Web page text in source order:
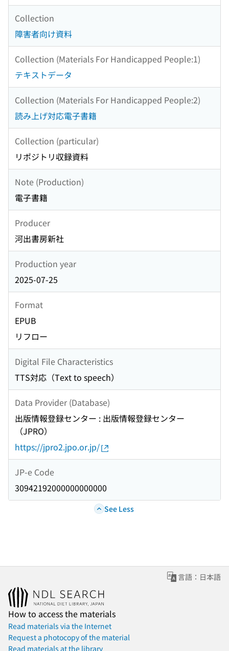
Collection
障害者向け資料
Collection (Materials For Handicapped People:1)
テキストデータ
Collection (Materials For Handicapped People:2)
読み上げ対応電子書籍
Collection (particular)
リポジトリ収録資料
Note (Production)
電子書籍
Producer
河出書房新社
Production year
2025-07-25
Format
EPUB
リフロー
Digital File Characteristics
TTS対応（Text to speech）
Data Provider (Database)
出版情報登録センター : 出版情報登録センター
（JPRO）
https://jpro2.jpo.or.jp/
JP-e Code
30942192000000000000
See Less
言語：日本語
How to access the materials
Read materials via the Internet
Request a photocopy of the material
Read materials at the library